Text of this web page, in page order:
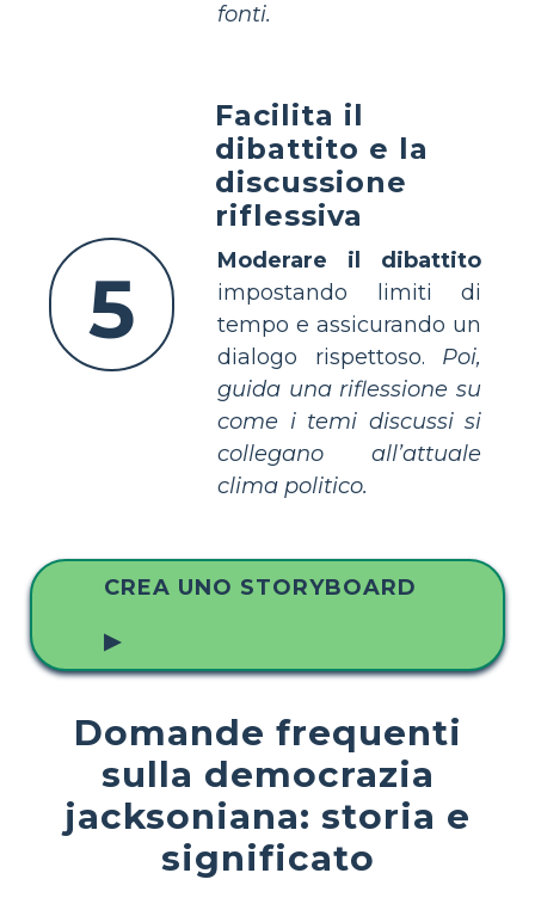
fonti.
5
Facilita il
dibattito e la
discussione
riflessiva
Moderare il dibattito
impostando limiti di
tempo e assicurando un
dialogo rispettoso. Poi,
guida una riflessione su
come i temi discussi si
collegano all’attuale
clima politico.
CREA UNO STORYBOARD
▶
Domande frequenti
sulla democrazia
jacksoniana: storia e
significato